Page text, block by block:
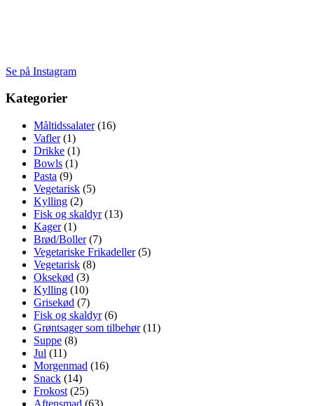
Se på Instagram
Kategorier
Måltidssalater(16)
Vafler(1)
Drikke (1)
Bowls (1)
Pasta (9)
Vegetarisk (5)
Kylling (2)
Fisk og skaldyr(13)
Kager(1)
Brød/Boller(7)
Vegetariske Frikadeller(5)
Vegetarisk (8)
Oksekød (3)
Kylling (10)
Grisekød (7)
Fisk og skaldyr(6)
Grøntsager som tilbehør(11)
Suppe (8)
Jul (11)
Morgenmad (16)
Snack (14)
Frokost (25)
Aftensmad (63)